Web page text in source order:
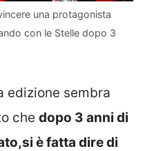
una protagonista
con le Stelle dopo 3
edizione sembra
che dopo 3 anni di
è fatta dire di